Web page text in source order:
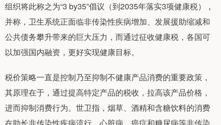
组织将此称之为“3 by35”倡议（到2035年落实3项健康税），
并称，卫生系统正面临非传染性疾病增加、发展援助缩减和
公共债务攀升带来的巨大压力，而通过征收健康税，各国可
以加强国内融资，更好实现健康目标。
税价策略一直是控制乃至抑制不健康产品消费的重要政策，
其原理在于，通过提高特定产品的税收，拉高该产品价格，
进而抑制消费行为。世卫指，烟草、酒精和含糖饮料的消费